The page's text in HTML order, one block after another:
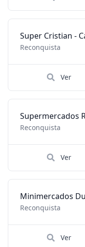
Super Cristian -
Reconquista
Ver
Supermercados
Reconquista
Ver
Minimercados
Reconquista
Ver